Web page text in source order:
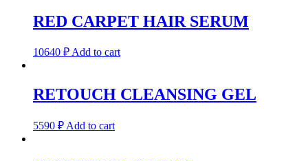
RED CARPET HAIR SERUM
10640 ₽Add to cart
RETOUCH CLEANSING GEL
5590 ₽ Add to cart